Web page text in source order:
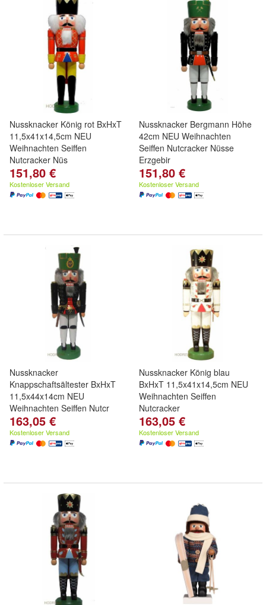
Nussknacker König rot BxHxT
11,5x41x14,5cm NEU
Weihnachten Seiffen
Nutcracker Nüs
151,80 €
Kostenloser Versand
Nussknacker Bergmann Höhe
42cm NEU Weihnachten
Seiffen Nutcracker Nüsse
Erzgebir
151,80 €
Kostenloser Versand
Nussknacker
Knappschaftsältester BxHxT
11,5x44x14cm NEU
Weihnachten Seiffen Nutcr
163,05 €
Kostenloser Versand
Nussknacker König blau
BxHxT 11,5x41x14,5cm NEU
Weihnachten Seiffen
Nutcracker
163,05 €
Kostenloser Versand